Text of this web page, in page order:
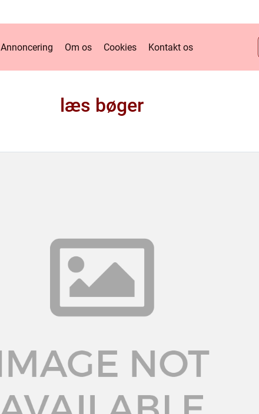
Annoncering Om os Cookies Kontakt os
læs bøger